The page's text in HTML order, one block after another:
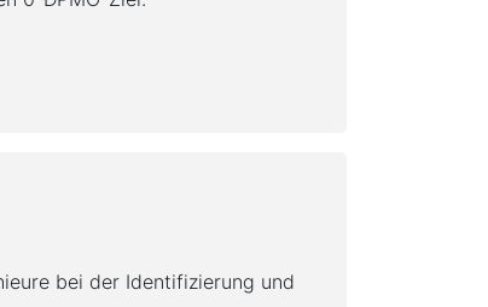
bei der Identifizierung und